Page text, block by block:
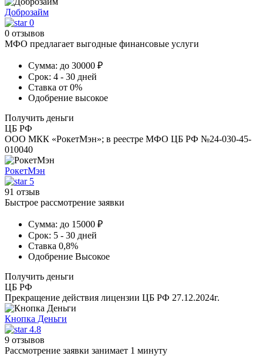
Доброзайм
0
0 отзывов
МФО предлагает выгодные финансовые услуги
Сумма: до 30000 ₽
Срок: 4 - 30 дней
Ставка от 0%
Одобрение высокое
Получить деньги
ЦБ РФ
ООО МКК «РокетМэн»; в реестре МФО ЦБ РФ №24-030-45-
010040
РокетМэн
5
91 отзыв
Быстрое рассмотрение заявки
Сумма: до 15000 ₽
Срок: 5 - 30 дней
Ставка 0,8%
Одобрение Высокое
Получить деньги
ЦБ РФ
Прекращение действия лицензии ЦБ РФ 27.12.2024г.
Кнопка Деньги
4.8
9 отзывов
Рассмотрение заявки занимает 1 минуту